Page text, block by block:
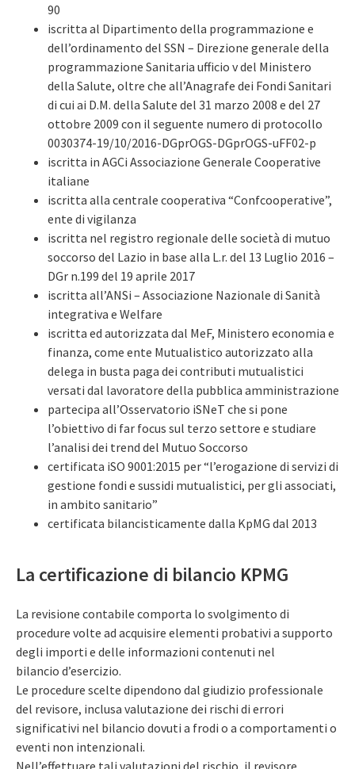
90
iscritta al Dipartimento della programmazione e
dell’ordinamento del SSN – Direzione generale della
programmazione Sanitaria ufficio v del Ministero
della Salute, oltre che all’Anagrafe dei Fondi Sanitari
di cui ai D.M. della Salute del 31 marzo 2008 e del 27
ottobre 2009 con il seguente numero di protocollo
0030374-19/10/2016-DGprOGS-DGprOGS-uFF02-p
iscritta in AGCi Associazione Generale Cooperative
italiane
iscritta alla centrale cooperativa “Confcooperative”,
ente di vigilanza
iscritta nel registro regionale delle società di mutuo
soccorso del Lazio in base alla L.r. del 13 Luglio 2016 –
DGr n.199 del 19 aprile 2017
iscritta all’ANSi – Associazione Nazionale di Sanità
integrativa e Welfare
iscritta ed autorizzata dal MeF, Ministero economia e
finanza, come ente Mutualistico autorizzato alla
delega in busta paga dei contributi mutualistici
versati dal lavoratore della pubblica amministrazione
partecipa all’Osservatorio iSNeT che si pone
l’obiettivo di far focus sul terzo settore e studiare
l’analisi dei trend del Mutuo Soccorso
certificata iSO 9001:2015 per “l’erogazione di servizi di
gestione fondi e sussidi mutualistici, per gli associati,
in ambito sanitario”
certificata bilancisticamente dalla KpMG dal 2013
La certificazione di bilancio KPMG
La revisione contabile comporta lo svolgimento di
procedure volte ad acquisire elementi probativi a supporto
degli importi e delle informazioni contenuti nel
bilancio d’esercizio.
Le procedure scelte dipendono dal giudizio professionale
del revisore, inclusa valutazione dei rischi di errori
significativi nel bilancio dovuti a frodi o a comportamenti o
eventi non intenzionali.
Nell’effettuare tali valutazioni del rischio, il revisore